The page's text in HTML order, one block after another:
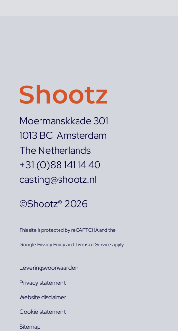
Moermanskkade 301
1013 BC Amsterdam
The Netherlands
+31 (0)88 141 14 40
casting@shootz.nl
©Shootz® 2026
This site is protected by reCAPTCHA and the
GooglePrivacy PolicyandTerms of Serviceapply.
Leveringsvoorwaarden
Privacy statement
Website disclaimer
Cookie statement
Sitemap